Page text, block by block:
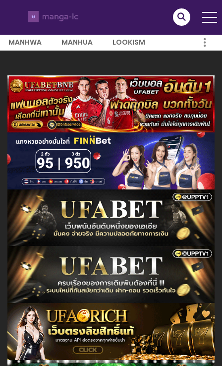
MANHWA MANHUA LOOKISM